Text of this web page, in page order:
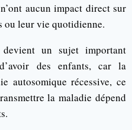
aucun impact direct sur
ou leur vie quotidienne.
un sujet important
des enfants, car la
autosomique récessive, ce
la maladie dépend